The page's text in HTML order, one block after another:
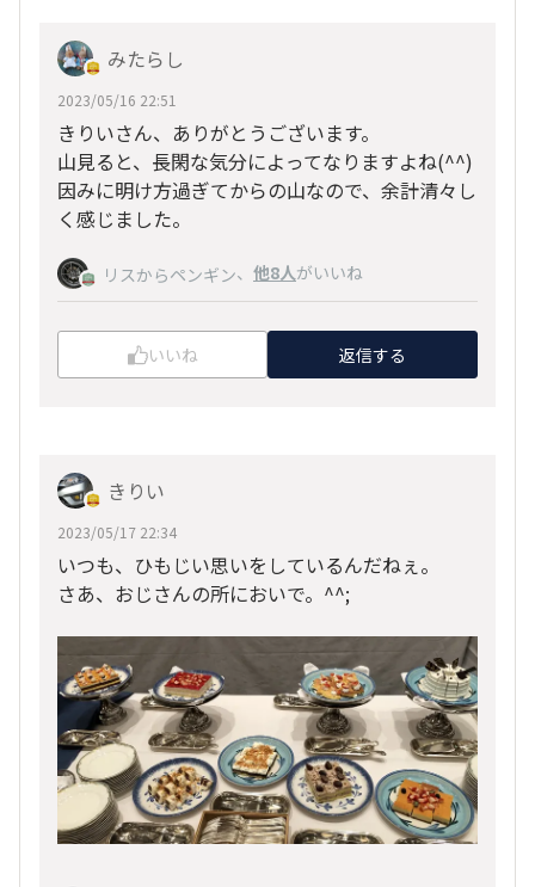
みたらし
2023/05/16 22:51
きりいさん、ありがとうございます。
山見ると、長閑な気分によってなりますよね(^^)
因みに明け方過ぎてからの山なので、余計清々し
く感じました。
リスからペンギン、 他8人がいいね
いいね 返信する
きりい
2023/05/17 22:34
いつも、ひもじい思いをしているんだねぇ。
さあ、おじさんの所においで。^^;